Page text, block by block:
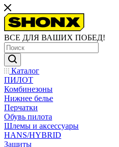
ВСЕ ДЛЯ ВАШИХ ПОБЕД!
Каталог
ПИЛОТ
Комбинезоны
Нижнее белье
Перчатки
Обувь пилота
Шлемы и аксессуары
HANS/HYBRID
Защиты